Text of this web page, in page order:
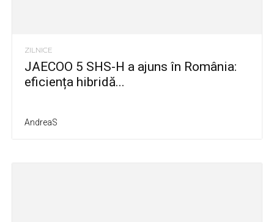
ZILNICE
JAECOO 5 SHS-H a ajuns în România:
eficiența hibridă...
AndreaS